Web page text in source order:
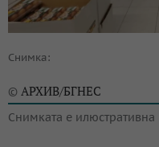
Снимка:
© АРХИВ/БГНЕС
Снимката е илюстративна